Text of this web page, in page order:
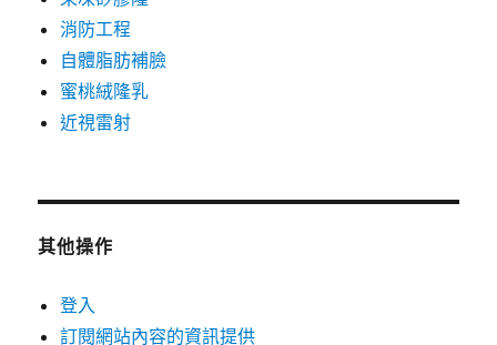
消防工程
自體脂肪補臉
蜜桃絨隆乳
近視雷射
其他操作
登入
訂閱網站內容的資訊提供